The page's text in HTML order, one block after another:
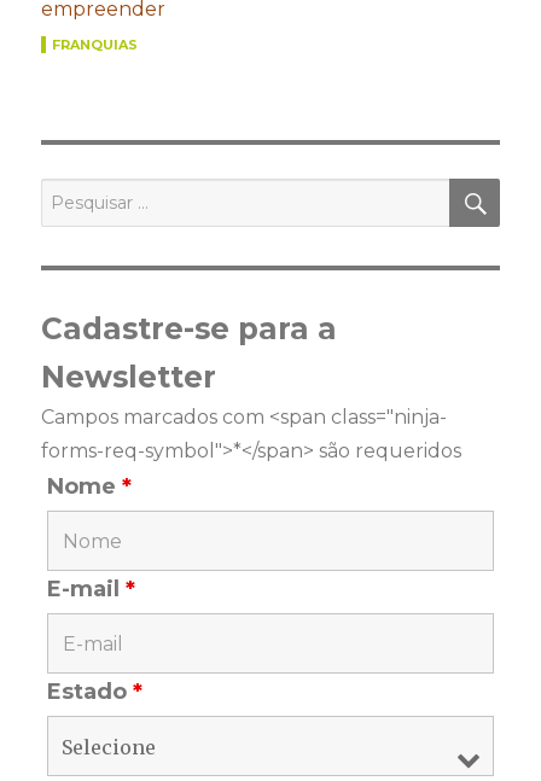
empreender
FRANQUIAS
por:
Cadastre-se para a
Newsletter
Campos marcados com <span class="ninja-
forms-req-symbol">*</span> são requeridos
Nome*
E-mail*
Estado*